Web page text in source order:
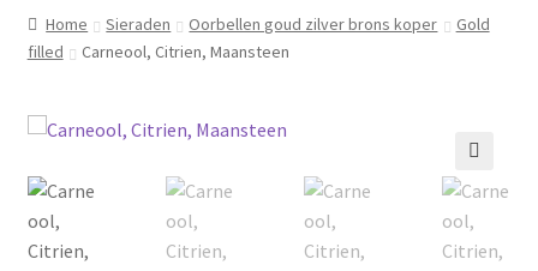
Over mij
Nieuws
Informatie
Contact
Home Sieraden Oorbellen goud zilver brons koper
Gold
filled
Carneool, Citrien, Maansteen
🔍